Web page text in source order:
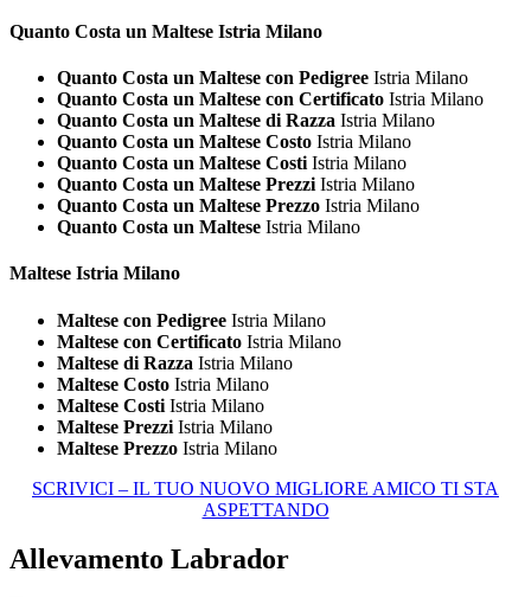
Quanto Costa un Maltese Istria Milano
Quanto Costa un Maltese con Pedigree Istria Milano
Quanto Costa un Maltese con Certificato Istria Milano
Quanto Costa un Maltese di Razza Istria Milano
Quanto Costa un Maltese Costo Istria Milano
Quanto Costa un Maltese Costi Istria Milano
Quanto Costa un Maltese Prezzi Istria Milano
Quanto Costa un Maltese Prezzo Istria Milano
Quanto Costa un Maltese Istria Milano
Maltese Istria Milano
Maltese con Pedigree Istria Milano
Maltese con Certificato Istria Milano
Maltese di Razza Istria Milano
Maltese Costo Istria Milano
Maltese Costi Istria Milano
Maltese Prezzi Istria Milano
Maltese Prezzo Istria Milano
SCRIVICI – IL TUO NUOVO MIGLIORE AMICO TI STA
ASPETTANDO
Allevamento Labrador